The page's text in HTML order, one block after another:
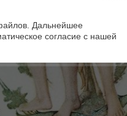
Дальнейшее
согласие с нашей